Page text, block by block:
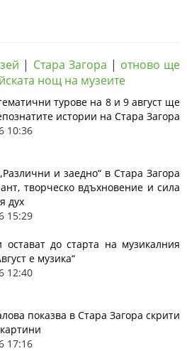
| Стара Загора | отново ще
нощ на музеите
турове на 8 и 9 август ще
истории на Стара Загора
10:36
и заедно“ в Стара Загора
творческо вдъхновение и сила
дух
15:29
до старта на музикалния
е музика“
12:40
показва в Стара Загора скрити
17:16